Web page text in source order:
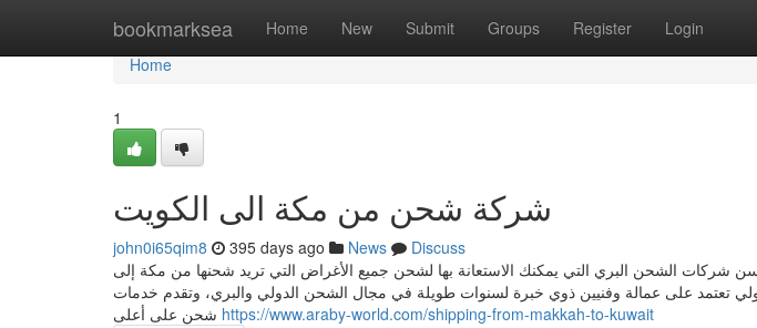
bookmarksea Home New Submit Groups Register Login
Home
Home
1
شركة شحن من مكة الى الكويت
john0i65qim8 395 days ago News
Discuss
الشحن البري التي يمكنك الاستعانة بها لشحن جميع الأغراض التي تريد شحنها من مكة إلى
تعتمد على عمالة وفنيين ذوي خبرة لسنوات طويلة في مجال الشحن الدولي والبري، وتقدم خدمات
https://www.araby-world.com/shipping-from-makkah-to-kuwait